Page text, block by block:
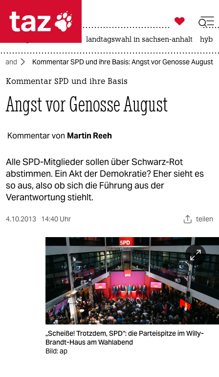
 taz zahl ich
taz zahl ich
politik
öko
gesellschaft
kultur
sport
berlin
wahrheit
veranstaltungen

taz zahl ich
landtagswahl in sachsen-anhalt
Kommentar SPD und ihre Basis: Angst vor Genosse August
Kommentar SPD und ihre Basis
Angst vor Genosse August
Kommentar von Martin Reeh
Alle SPD-Mitglieder sollen über Schwarz-Rot
abstimmen. Ein Akt der Demokratie? Eher sieht es
so aus, also ob sich die Führung aus der
Verantwortung stiehlt.
4.10.2013 14:40 Uhr teilen
„Scheiße! Trotzdem, SPD“: die Parteispitze im Willy-
Brandt-Haus am Wahlabend
Bild: ap